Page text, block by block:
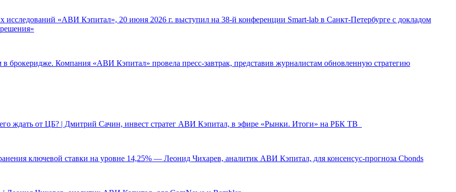
исследований «АВИ Кэпитал», 20 июня 2026 г. выступил на 38-й конференции Smart-lab в Санкт-Петербурге с докладом
в брокеридже. Компания «АВИ Кэпитал» провела пресс-завтрак, представив журналистам обновленную стратегию
ждать от ЦБ? | Дмитрий Сачин, инвест стратег АВИ Кэпитал, в эфире «Рынки. Итоги» на РБК ТВ
ключевой ставки на уровне 14,25% — Леонид Чихарев, аналитик АВИ Кэпитал, для консенсус-прогноза Cbonds